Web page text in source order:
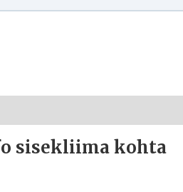
sisekliima kohta